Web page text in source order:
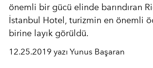
önemli bir gücü elinde barındıran
İstanbul Hotel, turizmin en önemli
birine layık görüldü.
12.25.2019 yazı Yunus Başaran